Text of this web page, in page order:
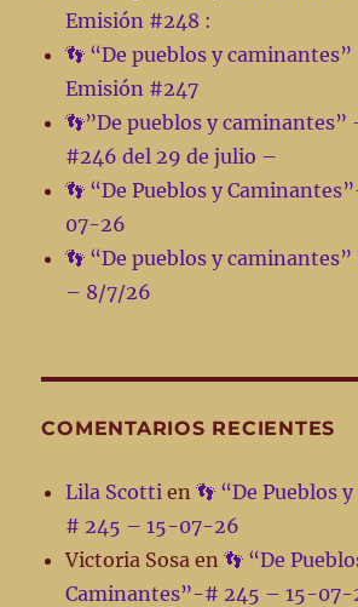
Emisión #248 :
👣 “De pueblos y
Emisión #247
👣”De pueblos y caminantes”
#246 del 29 de julio –
👣 “De Pueblos y
07-26
👣 “De pueblos y
– 8/7/26
COMENTARIOS RECIENTES
Lila Scotti en👣 “De Pueblos
# 245 – 15-07-26
Victoria Sosa en👣 “De
Caminantes”-# 245 – 15-07-